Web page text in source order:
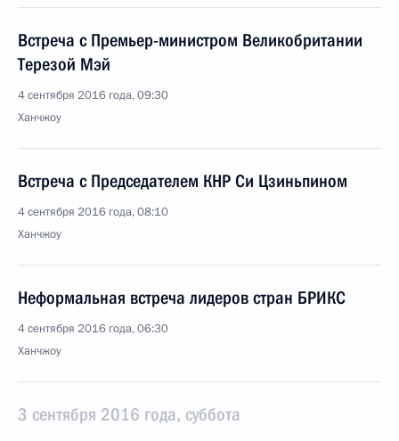
Встреча с Премьер-министром Великобритании
Терезой Мэй
4 сентября 2016 года, 09:30
Ханчжоу
Встреча с Председателем КНР Си Цзиньпином
4 сентября 2016 года, 08:10
Ханчжоу
Неформальная встреча лидеров стран БРИКС
4 сентября 2016 года, 06:30
Ханчжоу
3 сентября 2016 года, суббота